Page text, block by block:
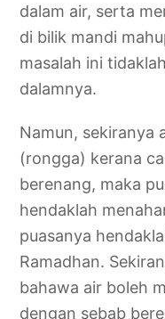
dalam air, serta
di bilik mandi
masalah ini
dalamnya.
Namun, sekiranya
(rongga) kerana
berenang, maka
hendaklah
puasanya
Ramadhan.
bahawa air boleh
dengan sebab